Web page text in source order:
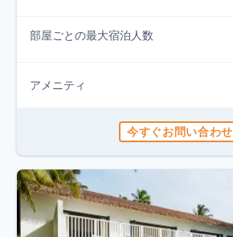
部屋ごとの最大宿泊人数
アメニティ
今すぐお問い合わせ